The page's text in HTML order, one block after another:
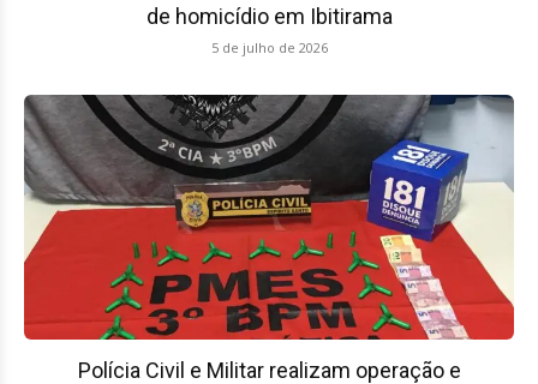
de homicídio em Ibitirama
5 de julho de 2026
Polícia Civil e Militar realizam operação e